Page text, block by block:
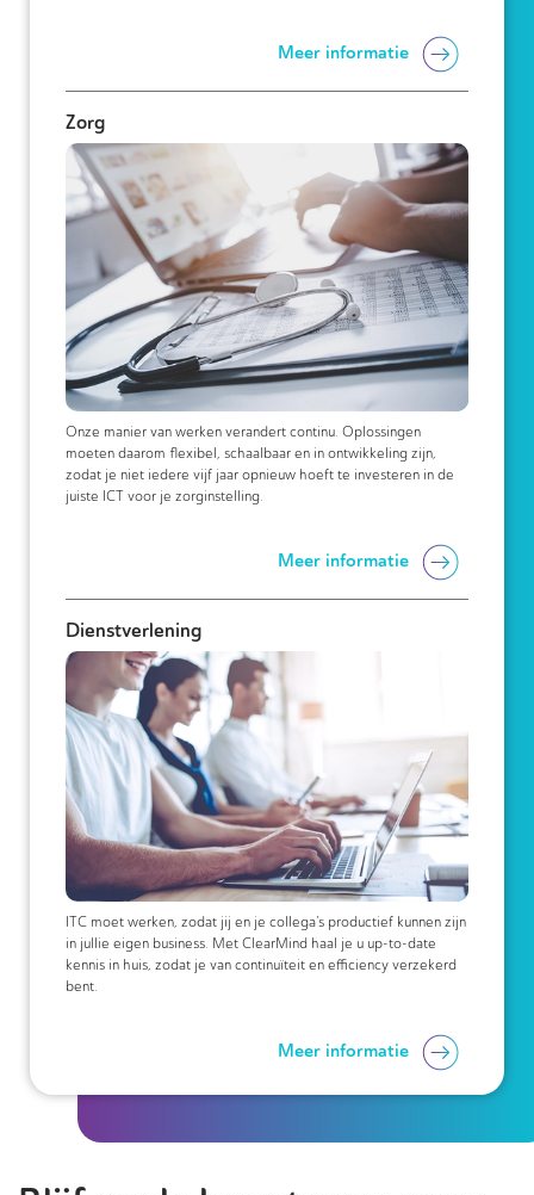
Meer informatie
Zorg
Onze manier van werken verandert continu. Oplossingen
moeten daarom flexibel, schaalbaar en in ontwikkeling zijn,
zodat je niet iedere vijf jaar opnieuw hoeft te investeren in de
juiste ICT voor je zorginstelling.
Meer informatie
Dienstverlening
ITC moet werken, zodat jij en je collega’s productief kunnen zijn
in jullie eigen business. Met ClearMind haal je u up-to-date
kennis in huis, zodat je van continuïteit en efficiency verzekerd
bent.
Meer informatie